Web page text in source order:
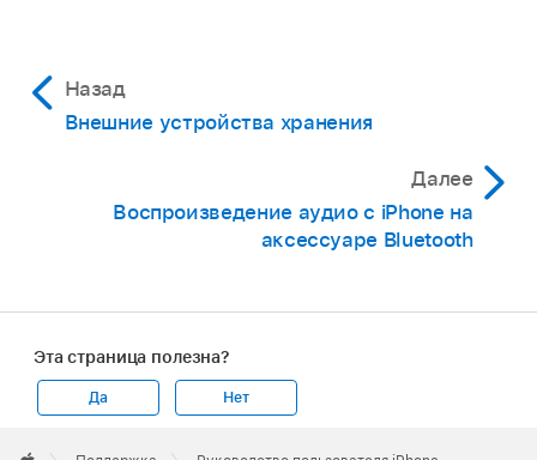
Назад
Внешние устройства хранения
Далее
Воспроизведение аудио с iPhone на
аксессуаре Bluetooth
Эта страница полезна?
Да Нет
Footer